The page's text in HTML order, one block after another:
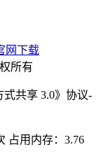
网下载
所有
共享 3.0》协议-
占用内存：3.76